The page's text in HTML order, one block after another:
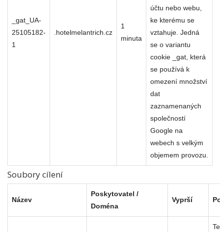
_gat_UA-
25105182-
1
.hotelmelantrich.cz
1
minuta
účtu nebo webu,
ke kterému se
vztahuje. Jedná
se o variantu
cookie _gat, která
se používá k
omezení množství
dat
zaznamenaných
společností
Google na
webech s velkým
objemem provozu.
Soubory cílení
Název
Poskytovatel /
Doména
Vyprší